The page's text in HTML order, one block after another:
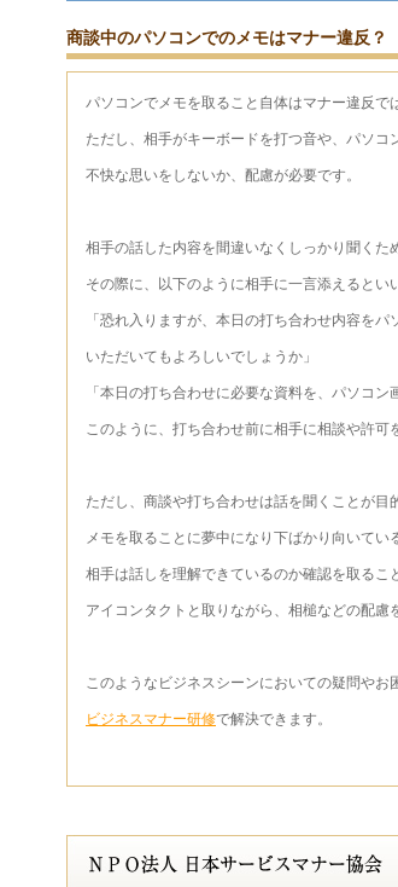
商談中のパソコンでのメモはマナー違反？
パソコンでメモを取ること自体はマナー違反で
ただし、相手がキーボードを打つ音や、パソコ
不快な思いをしないか、配慮が必要です。
相手の話した内容を間違いなくしっかり聞くた
その際に、以下のように相手に一言添えるとい
「恐れ入りますが、本日の打ち合わせ内容を
いただいてもよろしいでしょうか」
「本日の打ち合わせに必要な資料を、パソコ
このように、打ち合わせ前に相手に相談や許可
ただし、商談や打ち合わせは話を聞くことが目
メモを取ることに夢中になり下ばかり向いてい
相手は話しを理解できているのか確認を取るこ
アイコンタクトと取りながら、相槌などの配慮
このようなビジネスシーンにおいての疑問や
ビジネスマナー研修で解決できます。